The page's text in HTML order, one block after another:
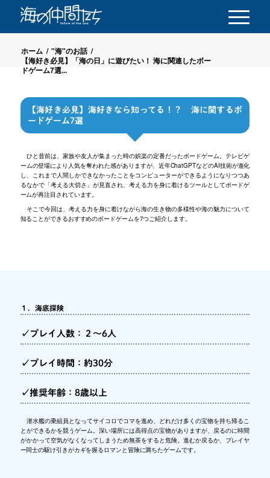
ホーム / "海"のお話 /
【海好き必見】「海の日」に遊びたい！ 海に関連したボー
ドゲーム7選...
【海好き必見】海好きなら知ってる！？ 海に関するボ
ードゲーム7選
ひと昔前は、家族や友人が集まった時の娯楽の定番だったボードゲーム。テレビゲ
ームの登場により人気を奪われた感がありますが、近年ChatGPTなどのAI技術が進化
し、これまで人間しかできなかったことをコンピューターができるようになりつつあ
るなかで「考える大切さ」が見直され、考える力を身に着けるツールとしてボードゲ
ームが再注目されています。
そこで今回は、考える力を身に着けながら海の生き物の多様性や海の魅力について
知ることができるおすすめのボードゲームを7つご紹介します。
１．海底探険
✓プレイ人数：２～6人
✓プレイ時間：約30分
✓推奨年齢：8歳以上
潜水艦の乗組員となってサイコロでコマを進め、どれだけ多くの宝物を持ち帰るこ
とができるかを競うゲーム。深い場所には高得点の宝物がありますが、戻るのに時間
がかかって空気がなくなってしまうため無茶をすると危険。進むか戻るか、プレイヤ
ー同士の駆け引きがカギを握るロマンと冒険に満ちたゲームです。